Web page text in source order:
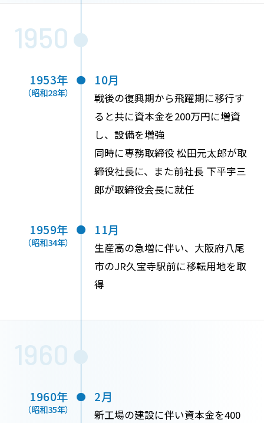
1950
1953年
（昭和28年）
10月
戦後の復興期から飛躍期に移行す
ると共に資本金を200万円に増資
し、設備を増強
同時に専務取締役 松田元太郎が取
締役社長に、また前社長 下平宇三
郎が取締役会長に就任
1959年
（昭和34年）
11月
生産高の急増に伴い、大阪府八尾
市のJR久宝寺駅前に移転用地を取
得
1960
1960年
（昭和35年）
2月
新工場の建設に伴い資本金を400